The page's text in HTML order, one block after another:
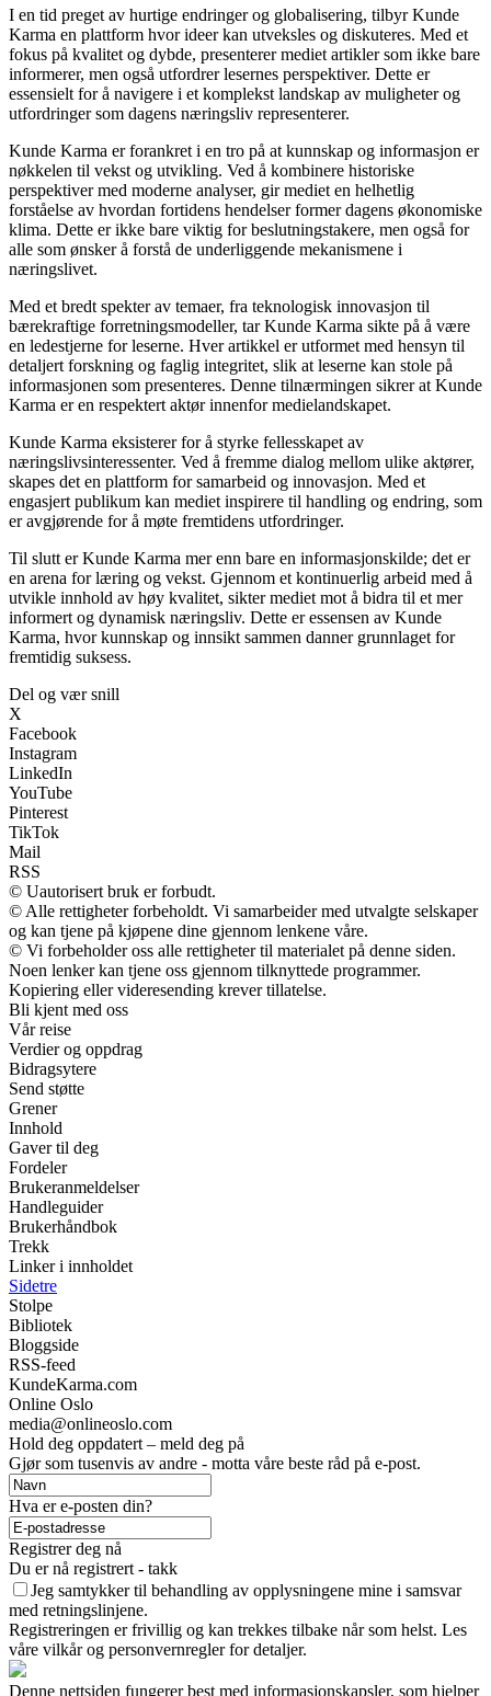
I en tid preget av hurtige endringer og globalisering, tilbyr Kunde
Karma en plattform hvor ideer kan utveksles og diskuteres. Med et
fokus på kvalitet og dybde, presenterer mediet artikler som ikke bare
informerer, men også utfordrer lesernes perspektiver. Dette er
essensielt for å navigere i et komplekst landskap av muligheter og
utfordringer som dagens næringsliv representerer.
Kunde Karma er forankret i en tro på at kunnskap og informasjon er
nøkkelen til vekst og utvikling. Ved å kombinere historiske
perspektiver med moderne analyser, gir mediet en helhetlig
forståelse av hvordan fortidens hendelser former dagens økonomiske
klima. Dette er ikke bare viktig for beslutningstakere, men også for
alle som ønsker å forstå de underliggende mekanismene i
næringslivet.
Med et bredt spekter av temaer, fra teknologisk innovasjon til
bærekraftige forretningsmodeller, tar Kunde Karma sikte på å være
en ledestjerne for leserne. Hver artikkel er utformet med hensyn til
detaljert forskning og faglig integritet, slik at leserne kan stole på
informasjonen som presenteres. Denne tilnærmingen sikrer at Kunde
Karma er en respektert aktør innenfor medielandskapet.
Kunde Karma eksisterer for å styrke fellesskapet av
næringslivsinteressenter. Ved å fremme dialog mellom ulike aktører,
skapes det en plattform for samarbeid og innovasjon. Med et
engasjert publikum kan mediet inspirere til handling og endring, som
er avgjørende for å møte fremtidens utfordringer.
Til slutt er Kunde Karma mer enn bare en informasjonskilde; det er
en arena for læring og vekst. Gjennom et kontinuerlig arbeid med å
utvikle innhold av høy kvalitet, sikter mediet mot å bidra til et mer
informert og dynamisk næringsliv. Dette er essensen av Kunde
Karma, hvor kunnskap og innsikt sammen danner grunnlaget for
fremtidig suksess.
Del og vær snill
X
Facebook
Instagram
LinkedIn
YouTube
Pinterest
TikTok
Mail
RSS
© Uautorisert bruk er forbudt.
© Alle rettigheter forbeholdt. Vi samarbeider med utvalgte selskaper
og kan tjene på kjøpene dine gjennom lenkene våre.
© Vi forbeholder oss alle rettigheter til materialet på denne siden.
Noen lenker kan tjene oss gjennom tilknyttede programmer.
Kopiering eller videresending krever tillatelse.
Bli kjent med oss
Vår reise
Verdier og oppdrag
Bidragsytere
Send støtte
Grener
Innhold
Gaver til deg
Fordeler
Brukeranmeldelser
Handleguider
Brukerhåndbok
Trekk
Linker i innholdet
Sidetre
Stolpe
Bibliotek
Bloggside
RSS-feed
KundeKarma.com
Online Oslo
media@onlineoslo.com
Hold deg oppdatert – meld deg på
Gjør som tusenvis av andre - motta våre beste råd på e-post.
Hva er e-posten din?
Registrer deg nå
Du er nå registrert - takk
Jeg samtykker til behandling av opplysningene mine i samsvar
med retningslinjene.
Registreringen er frivillig og kan trekkes tilbake når som helst. Les
våre vilkår og personvernregler for detaljer.
Denne nettsiden fungerer best med informasjonskapsler, som hjelper